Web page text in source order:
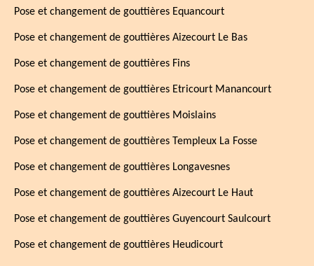
Pose et changement de gouttières Equancourt
Pose et changement de gouttières Aizecourt Le Bas
Pose et changement de gouttières Fins
Pose et changement de gouttières Etricourt Manancourt
Pose et changement de gouttières Moislains
Pose et changement de gouttières Templeux La Fosse
Pose et changement de gouttières Longavesnes
Pose et changement de gouttières Aizecourt Le Haut
Pose et changement de gouttières Guyencourt Saulcourt
Pose et changement de gouttières Heudicourt